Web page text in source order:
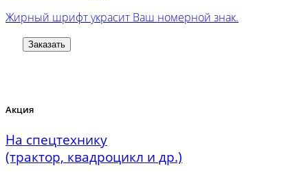
Жирный шрифт украсит Ваш номерной знак.
Заказать
Акция
На спецтехнику
(трактор, квадроцикл и др.)